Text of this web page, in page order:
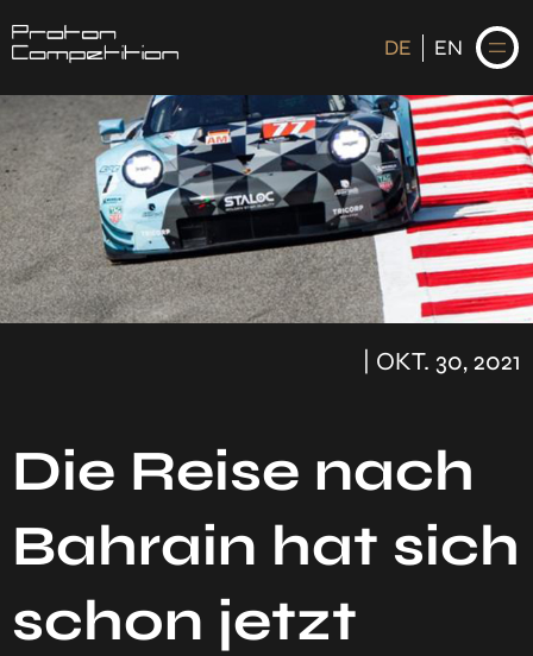
DE EN
DE EN
STARTSEITE
HISTORIE
| OKT. 30, 2021
Die Reise nach
Bahrain hat sich
schon jetzt